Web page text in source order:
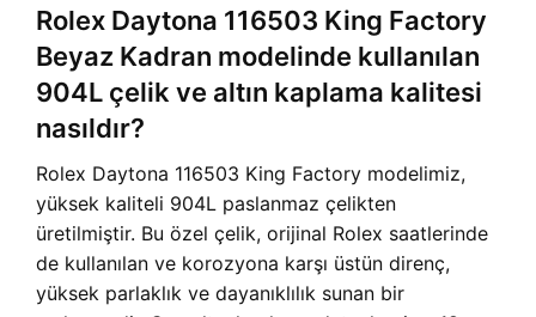
Rolex Daytona 116503 King Factory
Beyaz Kadran modelinde kullanılan
904L çelik ve altın kaplama kalitesi
nasıldır?
Rolex Daytona 116503 King Factory modelimiz,
yüksek kaliteli 904L paslanmaz çelikten
üretilmiştir. Bu özel çelik, orijinal Rolex saatlerinde
de kullanılan ve korozyona karşı üstün direnç,
yüksek parlaklık ve dayanıklılık sunan bir